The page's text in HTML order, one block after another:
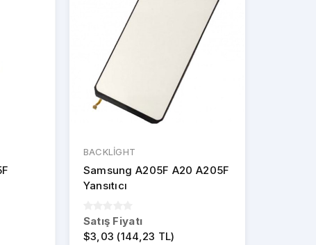
BACKLİGHT
Samsung A205F A20 A205F
Yansıtıcı
Satış Fiyatı
$3,03 (144,23 TL)